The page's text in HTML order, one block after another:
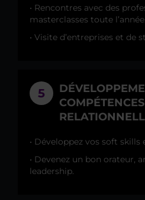
• Rencontres avec des
masterclasses toute l’année.
• Visite d’entreprises et de
5
COMPÉTENCES
• Développez vos soft skills
• Devenez un bon orateur,
leadership.